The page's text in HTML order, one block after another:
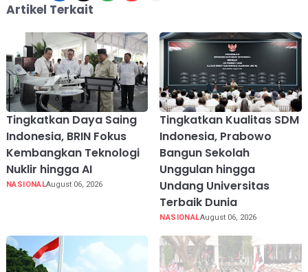
Artikel Terkait
Tingkatkan Daya Saing
Indonesia, BRIN Fokus
Kembangkan Teknologi
Nuklir hingga AI
NASIONALAugust 06, 2026
Tingkatkan Kualitas SDM
Indonesia, Prabowo
Bangun Sekolah
Unggulan hingga
Undang Universitas
Terbaik Dunia
NASIONALAugust 06, 2026